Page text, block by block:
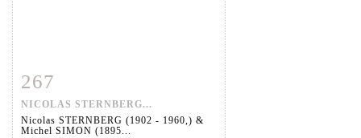
Fiche détaillée
267
NICOLAS STERNBERG...
Nicolas STERNBERG (1902 - 1960,) &
Michel SIMON (1895...